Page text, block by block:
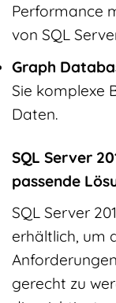
Performance
von SQL
Graph
Sie komplexe
Daten.
SQL Server
passende
SQL Server
erhältlich, um
gerecht zu